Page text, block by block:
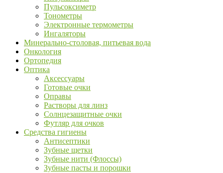
Пульсоксиметр
Тонометры
Электронные термометры
Ингаляторы
Минерально-столовая, питьевая вода
Онкология
Ортопедия
Оптика
Аксессуары
Готовые очки
Оправы
Растворы для линз
Солнцезащитные очки
Футляр для очков
Средства гигиены
Антисептики
Зубные щетки
Зубные нити (Флоссы)
Зубные пасты и порошки